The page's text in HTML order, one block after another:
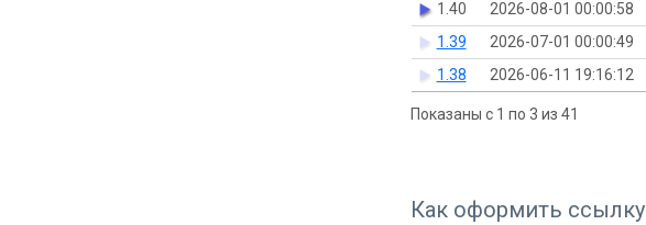
1.40
2026-08-01 00:00:58
1.39
2026-07-01 00:00:49
1.38
2026-06-11 19:16:12
Показаны с 1 по 3 из 41
Как оформить ссылку